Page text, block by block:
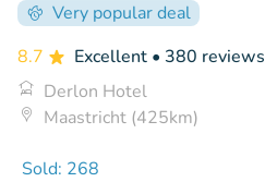
Very popular deal
8.7
Excellent • 380 reviews
Derlon Hotel
Maastricht (425km)
Sold: 268